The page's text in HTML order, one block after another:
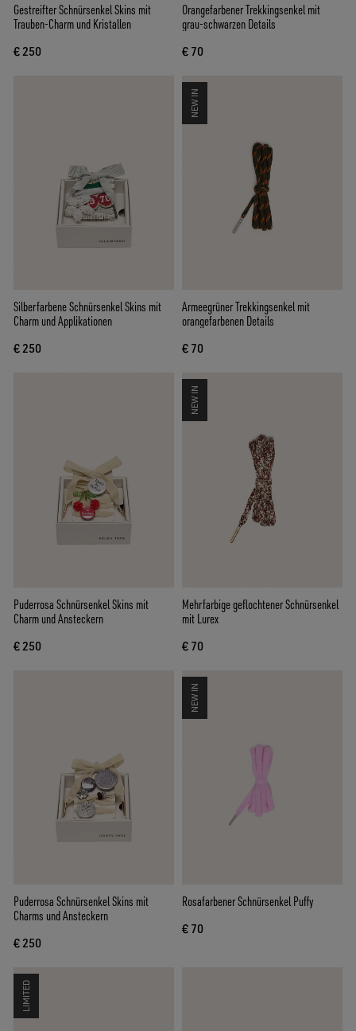
Gestreifter Schnürsenkel Skins mit
Trauben-Charm und Kristallen
€ 250
Orangefarbener Trekkingsenkel mit
grau-schwarzen Details
€ 70
Silberfarbene Schnürsenkel Skins mit
Charm und Applikationen
€ 250
NEW IN
Armeegrüner Trekkingsenkel mit
orangefarbenen Details
€ 70
Puderrosa Schnürsenkel Skins mit
Charm und Ansteckern
€ 250
NEW IN
Mehrfarbige geflochtener Schnürsenkel
mit Lurex
€ 70
Puderrosa Schnürsenkel Skins mit
Charms und Ansteckern
€ 250
NEW IN
Rosafarbener Schnürsenkel Puffy
€ 70
LIMITED